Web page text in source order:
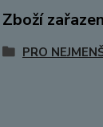
Zboží
PRO